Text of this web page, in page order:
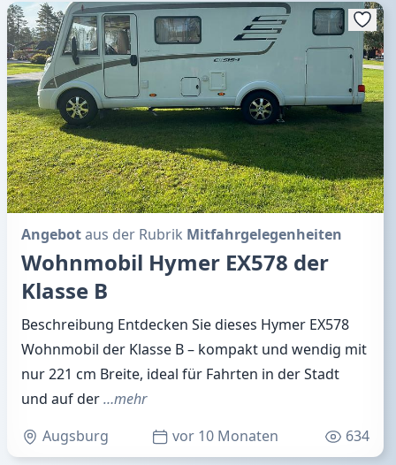
Angebotaus der Rubrik Mitfahrgelegenheiten
Wohnmobil Hymer EX578 der
Klasse B
Beschreibung Entdecken Sie dieses Hymer EX578
Wohnmobil der Klasse B – kompakt und wendig mit
nur 221 cm Breite, ideal für Fahrten in der Stadt
und auf der…mehr
Augsburg
vor 10 Monaten 634